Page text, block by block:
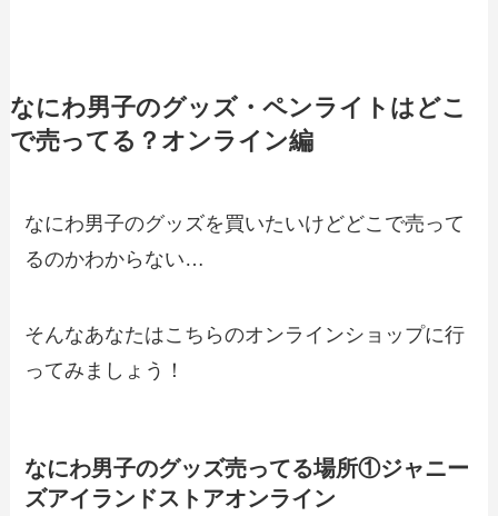
なにわ男子のグッズ・ペンライトはどこ
で売ってる？オンライン編
なにわ男子のグッズを買いたいけどどこで売って
るのかわからない…
そんなあなたはこちらのオンラインショップに行
ってみましょう！
なにわ男子のグッズ売ってる場所①ジャニー
ズアイランドストアオンライン